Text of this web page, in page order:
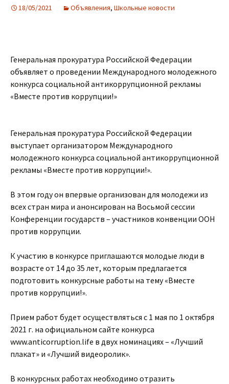
18/05/2021 Объявления, Школьные новости
Генеральная прокуратура Российской Федерации
объявляет о проведении Международного молодежного
конкурса социальной антикоррупционной рекламы
«Вместе против коррупции!»
Генеральная прокуратура Российской Федерации
выступает организатором Международного
молодежного конкурса социальной антикоррупционной
рекламы «Вместе против коррупции!».
В этом году он впервые организован для молодежи из
всех стран мира и анонсирован на Восьмой сессии
Конференции государств – участников конвенции ООН
против коррупции.
К участию в конкурсе приглашаются молодые люди в
возрасте от 14 до 35 лет, которым предлагается
подготовить конкурсные работы на тему «Вместе
против коррупции!».
Прием работ будет осуществляться с 1 мая по 1 октября
2021 г. на официальном сайте конкурса
www.anticorruption.life в двух номинациях – «Лучший
плакат» и «Лучший видеоролик».
В конкурсных работах необходимо отразить